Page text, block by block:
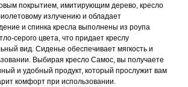
покрытием, имитирующим дерево, кресло
излучению и обладает
и спинка кресла выполнены из роупа
серого цвета, что придает креслу
вид. Сиденье обеспечивает мягкость и
Выбирая кресло Самос, вы получаете
и удобный продукт, который прослужит вам
комфорт при использовании.